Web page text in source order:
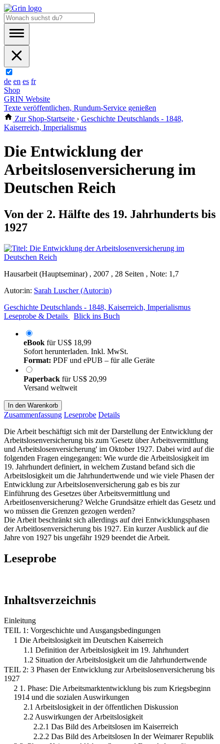
de en es fr
Shop
GRIN Website
Texte veröffentlichen, Rundum-Service genießen
Zur Shop-Startseite › Geschichte Deutschlands - 1848,
Kaiserreich, Imperialismus
Die Entwicklung der
Arbeitslosenversicherung im
Deutschen Reich
Von der 2. Hälfte des 19. Jahrhunderts bis
1927
Hausarbeit (Hauptseminar) , 2007 , 28 Seiten , Note: 1,7
Autor:in: Sarah Luscher (Autor:in)
Geschichte Deutschlands - 1848, Kaiserreich, Imperialismus
Leseprobe & Details
Blick ins Buch
eBook fürUS$ 18,99
Sofort herunterladen. Inkl. MwSt.
Format: PDF und ePUB – für alle Geräte
Paperback fürUS$ 20,99
Versand weltweit
In den Warenkorb
Zusammenfassung Leseprobe Details
Die Arbeit beschäftigt sich mit der Darstellung der Entwicklung der
Arbeitslosenversicherung bis zum 'Gesetz über Arbeitsvermittlung
und Arbeitslosenversicherung' im Oktober 1927. Dabei wird auf die
folgenden Fragen eingegangen: Wie wurde die Arbeitslosigkeit im
19. Jahrhundert definiert, in welchem Zustand befand sich die
Arbeitslosigkeit um die Jahrhundertwende und wie viele Phasen der
Entwicklung zur Arbeitslosenversicherung gab es bis zur
Einführung des Gesetzes über Arbeitsvermittlung und
Arbeitlosenversicherung? Welche Grundsätze erhielt das Gesetz und
wo müssen die Grenzen gezogen werden?
Die Arbeit beschränkt sich allerdings auf drei Entwicklungsphasen
der Arbeitlosenversicherung bis 1927. Ein kurzer Ausblick auf die
Jahre von 1927 bis ungefähr 1929 beendet die Arbeit.
Leseprobe
Inhaltsverzeichnis
Einleitung
TEIL 1: Vorgeschichte und Ausgangsbedingungen
1 Die Arbeitslosigkeit im Deutschen Kaiserreich
1.1 Definition der Arbeitslosigkeit im 19. Jahrhundert
1.2 Situation der Arbeitslosigkeit um die Jahrhundertwende
TEIL 2: 3 Phasen der Entwicklung zur Arbeitslosenversicherung bis
1927
2 1. Phase: Die Arbeitsmarktentwicklung bis zum Kriegsbeginn
1914 und die sozialen Auswirkungen
2.1 Arbeitslosigkeit in der öffentlichen Diskussion
2.2 Auswirkungen der Arbeitslosigkeit
2.2.1 Das Bild des Arbeitslosen im Kaiserreich
2.2.2 Das Bild des Arbeitslosen In der Weimarer Republik